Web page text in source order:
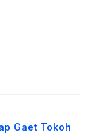
Gaet Tokoh